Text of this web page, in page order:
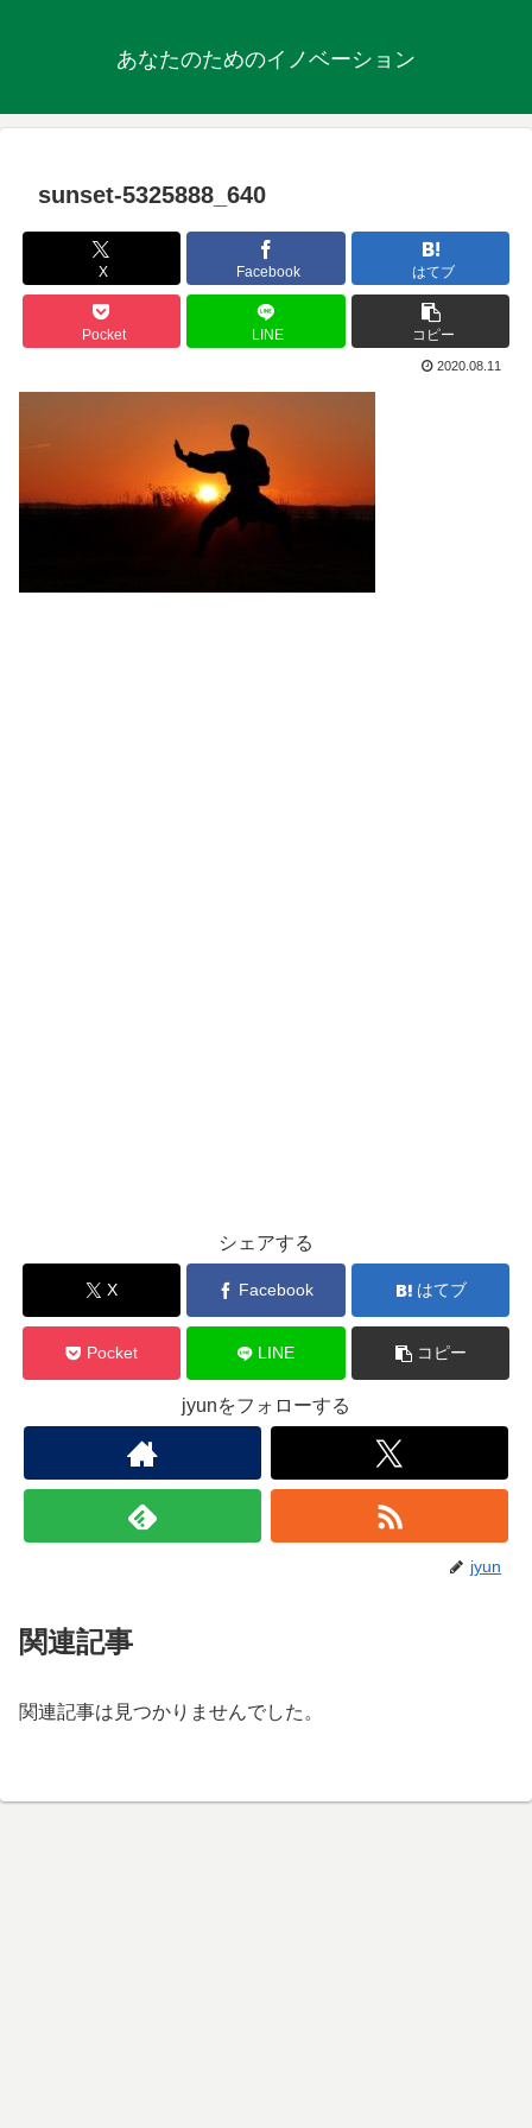
あなたのためのイノベーション
sunset-5325888_640
X Facebook はてブ
Pocket LINE コピー
2020.08.11
シェアする
X Facebook はてブ
Pocket LINE コピー
jyunをフォローする
jyun
関連記事
関連記事は見つかりませんでした。